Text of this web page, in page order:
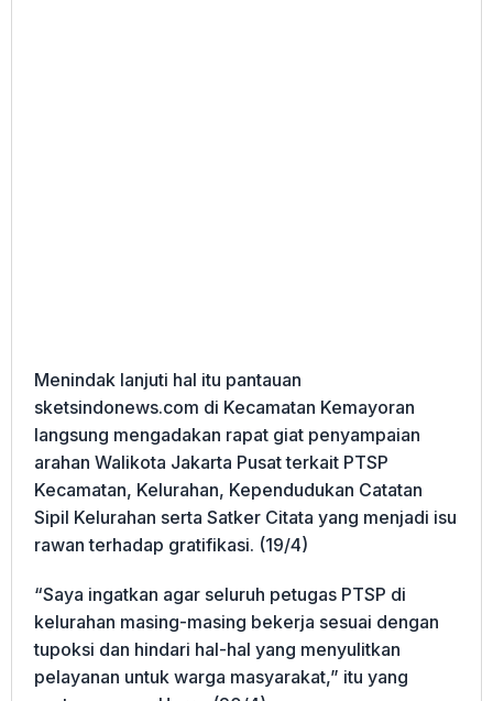
Menindak lanjuti hal itu pantauan
sketsindonews.com di Kecamatan Kemayoran
langsung mengadakan rapat giat penyampaian
arahan Walikota Jakarta Pusat terkait PTSP
Kecamatan, Kelurahan, Kependudukan Catatan
Sipil Kelurahan serta Satker Citata yang menjadi isu
rawan terhadap gratifikasi. (19/4)
“Saya ingatkan agar seluruh petugas PTSP di
kelurahan masing-masing bekerja sesuai dengan
tupoksi dan hindari hal-hal yang menyulitkan
pelayanan untuk warga masyarakat,” itu yang